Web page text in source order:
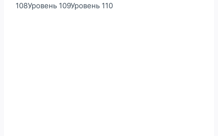
108Уровень 109Уровень 110